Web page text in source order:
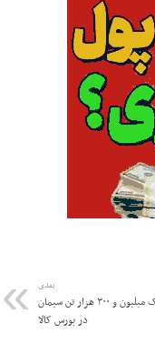
بعدی
عرضه بیش از یک میلیون و ۳۰۰ هزار تن سیمان
در بورس کالا